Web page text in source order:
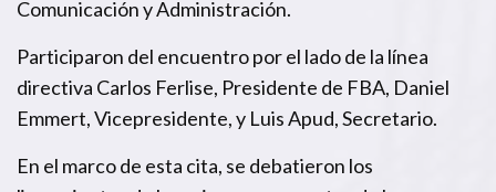
Comunicación y Administración.
Participaron del encuentro por el lado de la línea
directiva Carlos Ferlise, Presidente de FBA, Daniel
Emmert, Vicepresidente, y Luis Apud, Secretario.
En el marco de esta cita, se debatieron los